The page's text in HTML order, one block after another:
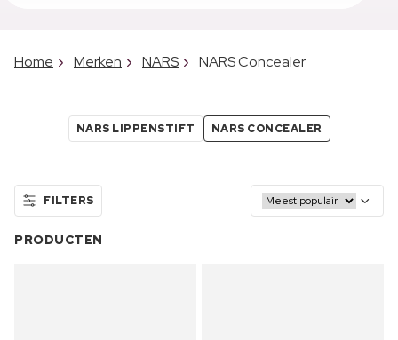
Home Merken NARS NARS Concealer
NARS LIPPENSTIFT NARS CONCEALER
FILTERS
PRODUCTEN